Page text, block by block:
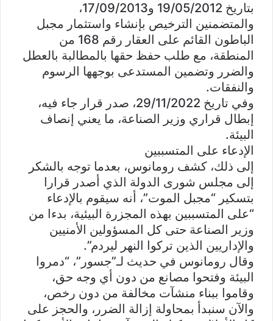
بتاريخ 19/05/2012 و17/09/2013،
والمتضمنين الترخيص بإنشاء واستثمار مجبل
الباطون القائم على العقار رقم 168 من
المنطقة، مع طلب حفظ حقها بالمطالبة بالعطل
والضرر وتضمين المستدعى بوجهها الرسوم
والنفقات.
وفي تاريخ 29/11/2022، صدر قرار جاء فيه،
إبطال قراري وزير الصناعة، ما يعني إنصاف
البيئة.
الإدعاء على المتسببين
إلى ذلك، كشف رومانوس، بعدما توجه بالشكر
إلى مجلس شورى الدولة الذي أصدر قرارا
بتسكير “مجبل الموت”، أنه سيقوم بالإدعاء
“على المتسببين بهذه المجزرة البيئية، بدءا من
وزير الصناعة حتى كل المسؤولين الأمنيين
والإداريين الذين تركوا النهر ليردم”.
وقال رومانوس في حديث لـ”جسور”، “دمروا
البيئة وفتحوا مصانع من دون أي وجه حق،
وقاموا ببناء منشآت مخالفة من دون رخص،
والآن سنبدأ بمحاولة إزالة الضرر، والحجز على